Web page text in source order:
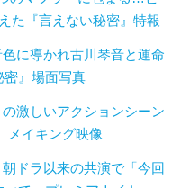
た『言えない秘密』特報
に導かれ古川琴音と運命
』場面写真
激しいアクションシーン
メイキング映像
ドラ以来の共演で「今回